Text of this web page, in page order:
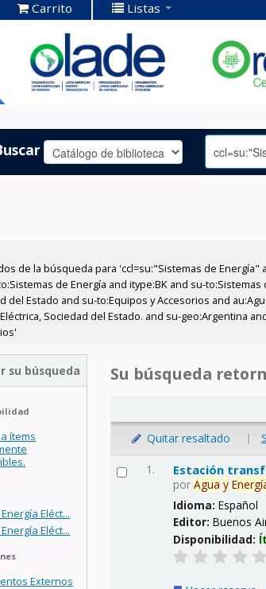
Carrito Listas
de la búsqueda para 'ccl=su:"Sistemas de Energía"
de Energía and itype:BK and su-
del Estado and su-to:Equipos y Accesorios and
Sociedad del Estado. and su-geo:Argentina
su búsqueda
ítems
Eléct...
Eléct...
Externos
Su búsqueda
Quitar resaltado |
1. Estación
porAgua y
Idioma:Español
Editor:Buenos
Disponibilidad: